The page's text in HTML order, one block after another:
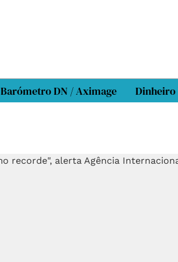
Barómetro DN / Aximage Dinheiro